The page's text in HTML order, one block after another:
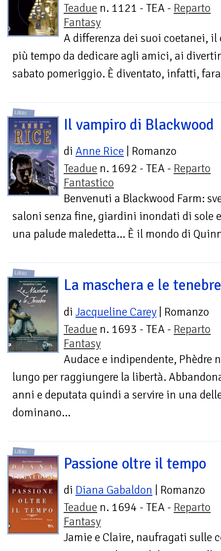
Teadue n. 1121 - TEA - Reparto
Fantasy
A differenza dei suoi coetanei, il
più tempo da dedicare agli amici, ai
sabato pomeriggio. È diventato, infatti,
LIBRI
Il vampiro di Blackwood
di Anne Rice | Romanzo
Teadue n. 1692 - TEA - Reparto
Fantastico
Benvenuti a Blackwood Farm:
saloni senza fine, giardini inondati di sole
una palude maledetta... È il mondo di
LIBRI
La maschera e le tenebre
di Jacqueline Carey | Romanzo
Teadue n. 1693 - TEA - Reparto
Fantasy
Audace e indipendente, Phèdre
lungo per raggiungere la libertà.
anni e deputata quindi a servire in una
dominano...
LIBRI
Passione oltre il tempo
di Diana Gabaldon | Romanzo
Teadue n. 1694 - TEA - Reparto
Fantasy
Jamie e Claire, naufragati sulle